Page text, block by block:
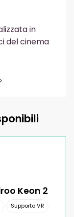
in
del cinema
Keon 2
Supporto VR